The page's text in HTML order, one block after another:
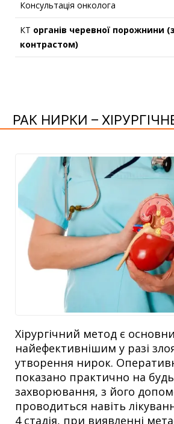
Консультація онколога
КТ органів черевної порожнини (з
контрастом)
РАК НИРКИ –
Хірургічний метод є
найефективнішим у разі
утворення нирок.
показано практично на
захворювання, з його
проводиться навіть
4 стадія, при виявленні